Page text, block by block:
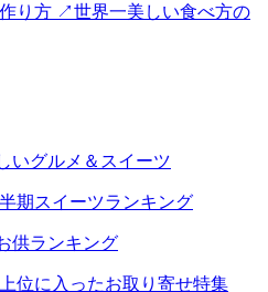
り方 ↗世界一美しい食べ方の
いグルメ＆スイーツ
期スイーツランキング
供ランキング
位に入ったお取り寄せ特集